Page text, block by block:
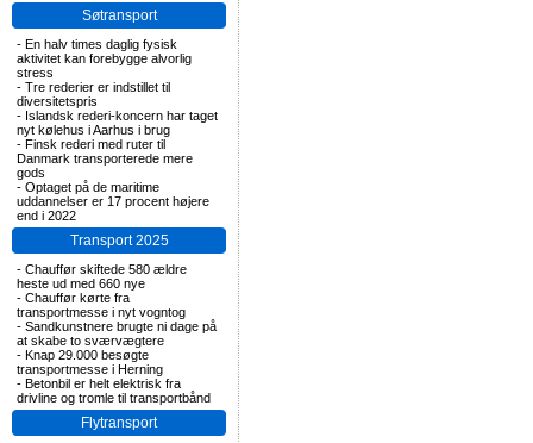
Søtransport
- En halv times daglig fysisk
aktivitet kan forebygge alvorlig
stress
- Tre rederier er indstillet til
diversitetspris
- Islandsk rederi-koncern har taget
nyt kølehus i Aarhus i brug
- Finsk rederi med ruter til
Danmark transporterede mere
gods
- Optaget på de maritime
uddannelser er 17 procent højere
end i 2022
Transport 2025
- Chauffør skiftede 580 ældre
heste ud med 660 nye
- Chauffør kørte fra
transportmesse i nyt vogntog
- Sandkunstnere brugte ni dage på
at skabe to sværvægtere
- Knap 29.000 besøgte
transportmesse i Herning
- Betonbil er helt elektrisk fra
drivline og tromle til transportbånd
Flytransport